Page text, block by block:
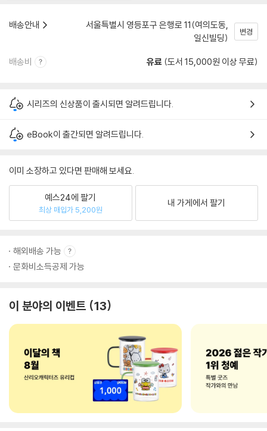
배송안내
서울특별시 영등포구 은행로 11(여의도동,
일신빌딩)
변경
배송비 유료 (도서 15,000원 이상 무료)
시리즈의 신상품이 출시되면 알려드립니다.
eBook이 출간되면 알려드립니다.
이미 소장하고 있다면 판매해 보세요.
예스24에 팔기
최상 매입가 5,200원
내 가게에서 팔기
해외배송 가능
문화비소득공제 가능
이 분야의 이벤트 13